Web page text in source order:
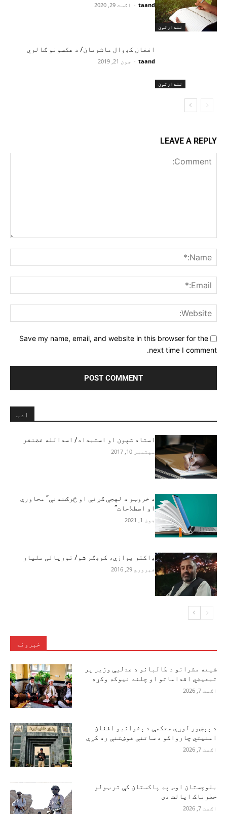
نندارتون
taand
- اګست 29, 2020
نندارتون
افغان کډوال ماشومان/ د عکسونو ګالري
taand
- جون 21, 2019
LEAVE A REPLY
Save my name, email, and website in this browser for the
next time I comment.
ادب
استاد شپون او استبداد/ اسدالله غضنفر
سپتمبر 10, 2017
د خروټو د لهجې ګړنې او څرګندنې” محاورې
او اصطلاحات”
جون 1, 2021
ډاکتر یوازې، کوډګر شو/ توریالی ملیار
فبروري 29, 2016
خبرونه
شیعه مشرانو د طالبانو د عدلیې وزیر پر
تبعیضي اقداماتو او چلند نیوکه وکړه
اګست 7, 2026
د پېښور لوړې محکمې د پخوانیو افغان
امنیتي چارواکو د ساتنې غوښتنې رد کړې
اګست 7, 2026
بلوچستان اوس په پاکستان کې تر ټولو
خطرناک ایالت دی
اګست 7, 2026